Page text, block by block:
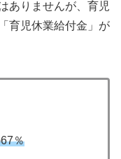
ありませんが、育児
育児休業給付金」が
％